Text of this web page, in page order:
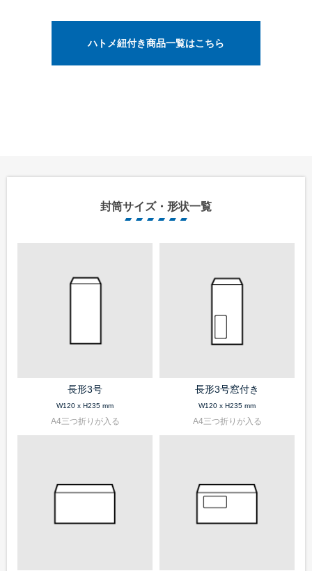
ハトメ紐付き商品一覧はこちら
封筒サイズ・形状一覧
長形3号
W120 x H235 mm
A4三つ折りが入る
長形3号窓付き
W120 x H235 mm
A4三つ折りが入る